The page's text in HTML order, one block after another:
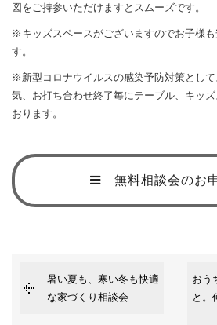
図をご持参いただけますとスムーズです。
※キッズスペースがございますのでお子様
す。
※新型コロナウイルスの感染予防対策とし
気、お打ち合わせ終了毎にテーブル、キッ
おります。
無料相談会のお
暑い夏も、寒い冬も快適
な家づくり相談会
おう
と。